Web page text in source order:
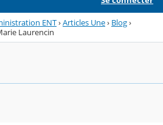
ENT›Articles Une› Blog›
Laurencin